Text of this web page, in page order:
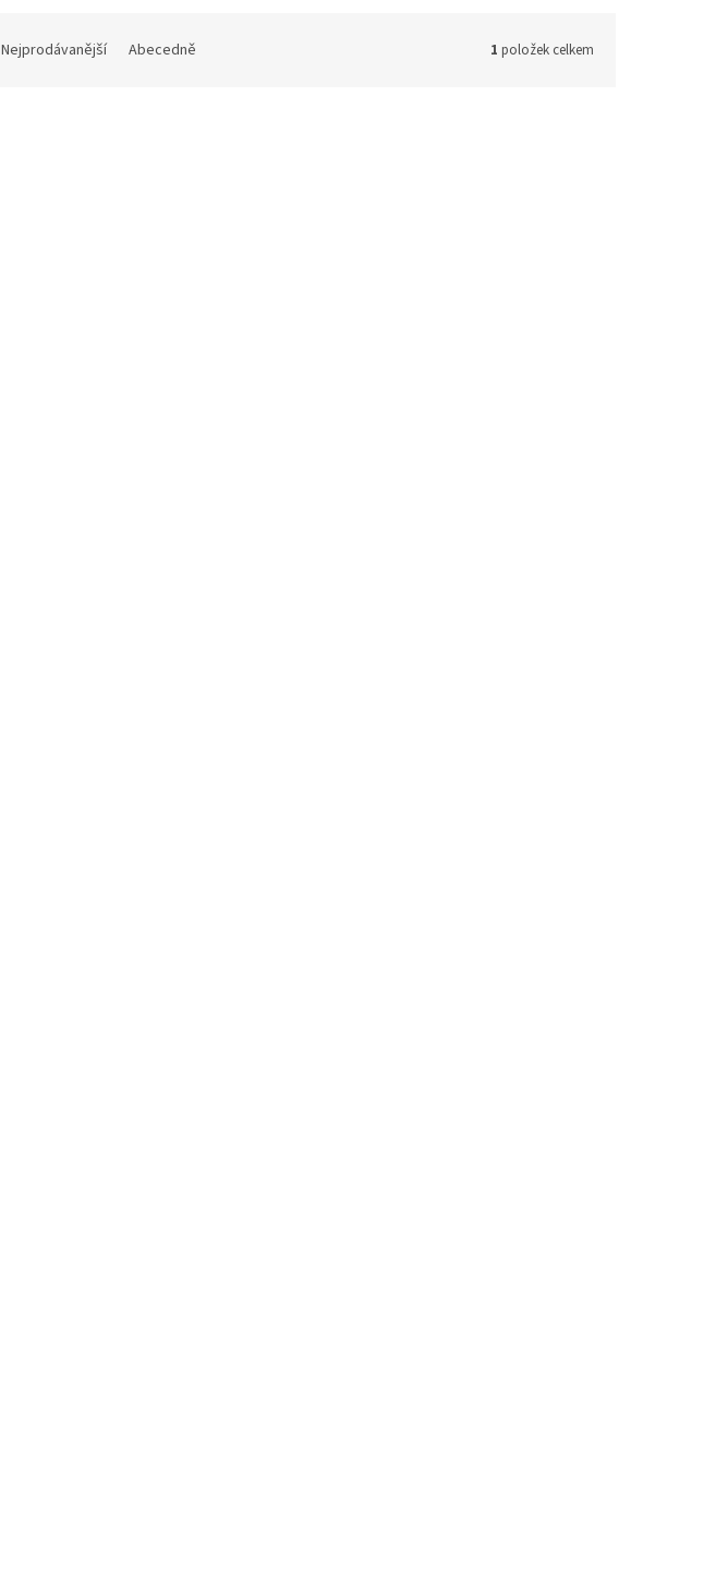
Nejprodávanější Abecedně 1 položek celkem